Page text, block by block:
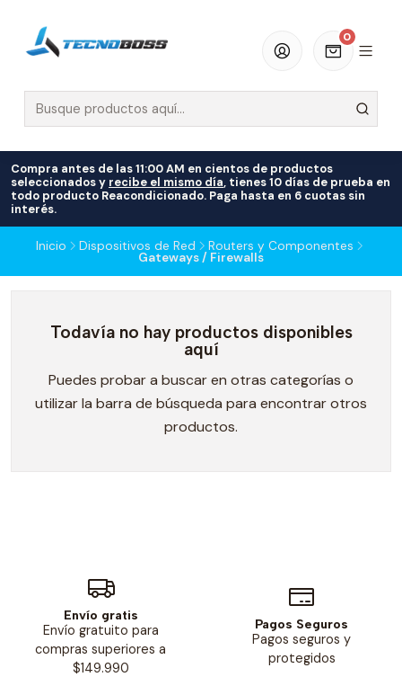
0
Compra antes de las 11:00 AM en cientos de productos
seleccionados y recibe el mismo día, tienes 10 días de prueba en
todo producto Reacondicionado. Paga hasta en 6 cuotas sin
interés.
Inicio Dispositivos de Red Routers y Componentes
Gateways / Firewalls
Todavía no hay productos disponibles
aquí
Puedes probar a buscar en otras categorías o
utilizar la barra de búsqueda para encontrar otros
productos.
Envío gratis
Envío gratuito para
compras superiores a
$149.990
Pagos Seguros
Pagos seguros y
protegidos